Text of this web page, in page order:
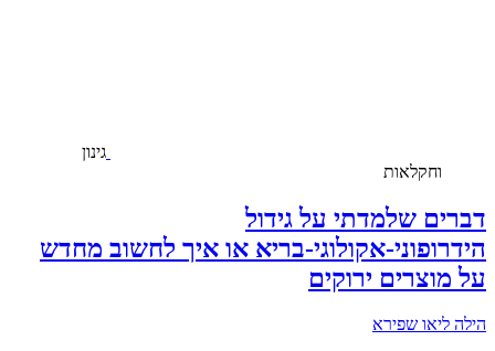
גינון
וחקלאות
דברים שלמדתי על גידול
הידרופוני-אקולוגי-בריא או איך לחשוב מחדש
על מוצרים ירוקים
הילה ליאו שפירא